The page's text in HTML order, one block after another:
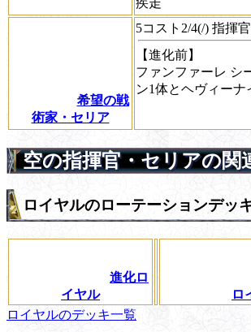
希望の戦
術家・セリア
5コスト2/4(/) 指揮官
【進化前】
ファンファーレ シ
ン1体とヘヴィーナ
空の指揮官・セリアの関
ロイヤルのローテーションデッ
進化ロ
イヤル
ロ
ロイヤルのデッキ一覧